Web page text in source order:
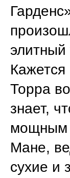
элитный
Торра
знает,
мощным
Мане,
сухие и